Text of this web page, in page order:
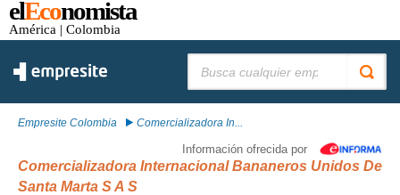
elEconomista
América | Colombia
Empresite Colombia Comercializadora In...
Información ofrecida por
Comercializadora Internacional Bananeros Unidos De
Santa Marta S A S